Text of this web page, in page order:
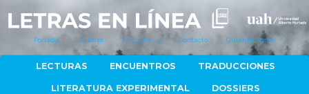
Portada Autores Artículos Contacto Quiénes Somos
LECTURAS ENCUENTROS TRADUCCIONES
LITERATURA EXPERIMENTAL DOSSIERS